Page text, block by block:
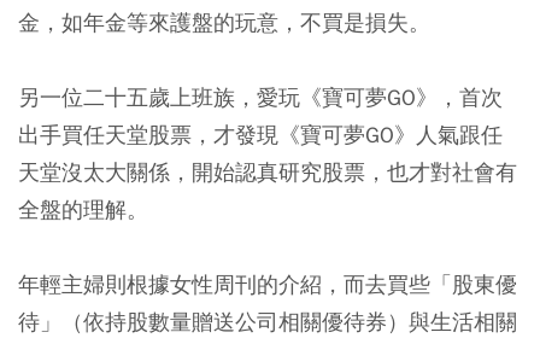
金，如年金等來護盤的玩意，不買是損失。
另一位二十五歲上班族，愛玩《寶可夢GO》，首次
出手買任天堂股票，才發現《寶可夢GO》人氣跟任
天堂沒太大關係，開始認真研究股票，也才對社會有
全盤的理解。
年輕主婦則根據女性周刊的介紹，而去買些「股東優
待」（依持股數量贈送公司相關優待券）與生活相關